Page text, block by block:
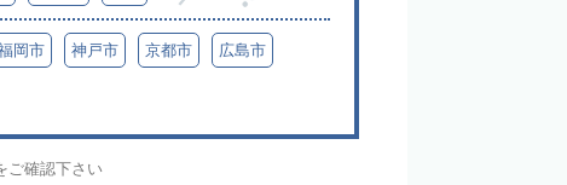
岡市 神戸市 京都市 広島市
ご確認下さい